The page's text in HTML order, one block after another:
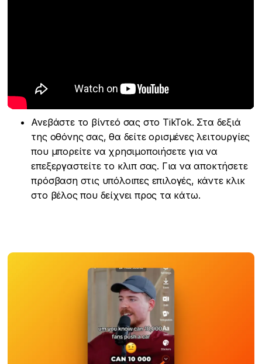
Ανεβάστε το βίντεό σας στο TikTok. Στα δεξιά
της οθόνης σας, θα δείτε ορισμένες λειτουργίες
που μπορείτε να χρησιμοποιήσετε για να
επεξεργαστείτε το κλιπ σας. Για να αποκτήσετε
πρόσβαση στις υπόλοιπες επιλογές, κάντε κλικ
στο βέλος που δείχνει προς τα κάτω.